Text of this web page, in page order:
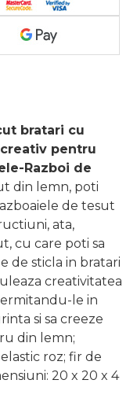
bratari cu
pentru
Razboi de
din lemn, poti
de tesut
ata,
cu care poti sa
de sticla in bratari
creativitatea
le in
si sa creeze
din lemn;
roz; fir de
20 x 20 x 4